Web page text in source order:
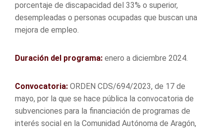
porcentaje de discapacidad del 33% o superior,
desempleadas o personas ocupadas que buscan una
mejora de empleo.
Duración del programa: enero a diciembre 2024.
Convocatoria: ORDEN CDS/694/2023, de 17 de
mayo, por la que se hace pública la convocatoria de
subvenciones para la financiación de programas de
interés social en la Comunidad Autónoma de Aragón,